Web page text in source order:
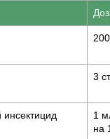
3
инсектицид
1
на